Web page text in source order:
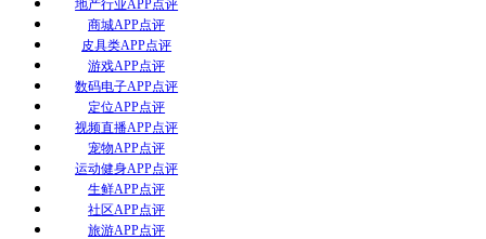
地产行业APP点评
商城APP点评
皮具类APP点评
游戏APP点评
数码电子APP点评
定位APP点评
视频直播APP点评
宠物APP点评
运动健身APP点评
生鲜APP点评
社区APP点评
旅游APP点评